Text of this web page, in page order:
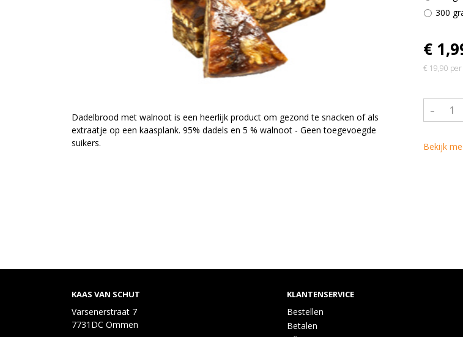
Dadelbrood met walnoot is een heerlijk product om gezond te snacken of als
extraatje op een kaasplank. 95% dadels en 5 % walnoot - Geen toegevoegde
suikers.
300
€
€ 19,90
–
Bekijk
KAAS VAN SCHUT
Varsenerstraat 7
7731DC Ommen
KLANTENSERVICE
Bestellen
Betalen